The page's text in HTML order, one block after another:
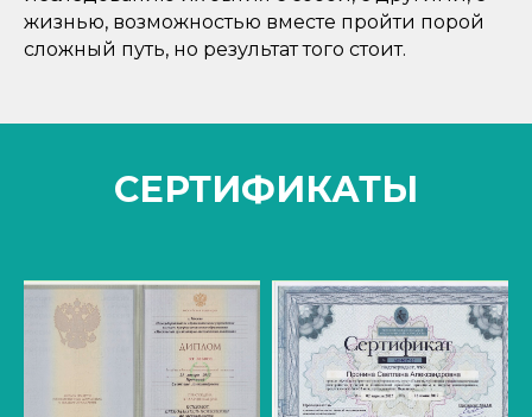
жизнью, возможностью вместе пройти порой
сложный путь, но результат того стоит.
СЕРТИФИКАТЫ